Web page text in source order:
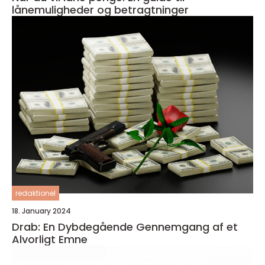
lånemuligheder og betragtninger
redaktionel
18. January 2024
Drab: En Dybdegående Gennemgang af et
Alvorligt Emne